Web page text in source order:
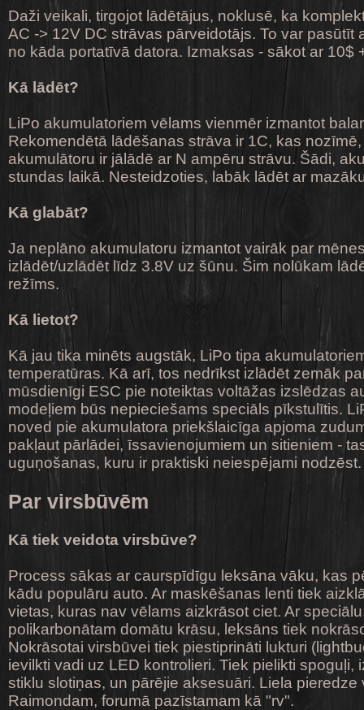
Daži veikali, tirgojot lādētājus, noklusē, ka
AC -> 12V DC strāvas pārveidotājs. To var pasūtīt
no kāda portatīvā datora. Izmaksas - sākot ar 10$
Kā lādēt?
LiPo akumulatoriem vēlams vienmēr izmantot
Rekomendētā lādēšanas strāva ir 1C, kas
akumulātoru ir jālādē ar N ampēru strāvu. Šādi,
stundas laikā. Nesteidzoties, labāk lādēt ar
Kā glabāt?
Ja neplāno akumulatoru izmantot vairāk par
izlādēt/uzlādēt līdz 3.8V uz šūnu. Šim nolūkam
režīms.
Kā lietot?
Kā jau tika minēts augstāk, LiPo tipa
temperatūras. Kā arī, tos nedrīkst izlādēt zemāk
mūsdienīgi ESC pie noteiktas voltāžas izslēdzas
modeļiem būs nepieciešams speciāls pīkstulītis.
noved pie akumulatora priekšlaicīga apjoma
pakļaut pārlādei, īssavienojumiem un sitieniem -
uguņošanas, kuru ir praktiski neiespējami nodzēst.
Par virsbūvēm
Kā tiek veidota virsbūve?
Process sākas ar caurspīdīgu leksāna vāku, kas
kādu populāru auto. Ar maskēšanas lenti tiek
vietas, kuras nav vēlams aizkrāsot ciet. Ar
polikarbonātam domātu krāsu, leksāns tiek
Nokrāsotai virsbūvei tiek piestiprināti lukturi
ievilkti vadi uz LED kontrolieri. Tiek pielikti spoguļi,
stiklu slotiņas, un pārējie aksesuāri. Liela
Raimondam, forumā pazīstamam kā "rv".